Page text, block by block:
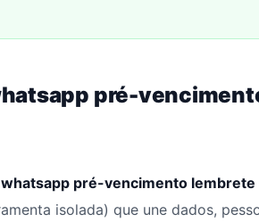
pré-
pré-vencimento lembrete
isolada) que une dados,